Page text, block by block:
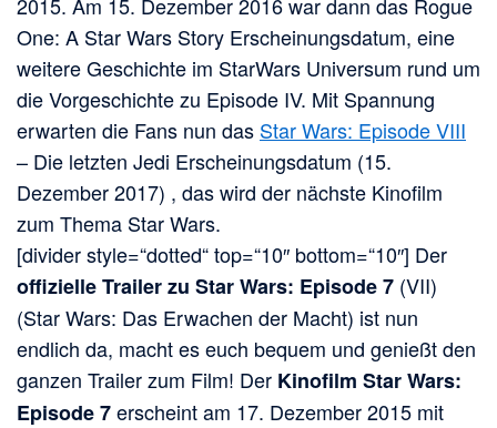
One: A Star Wars Story Erscheinungsdatum, eine
weitere Geschichte im StarWars Universum rund um
die Vorgeschichte zu Episode IV. Mit Spannung
erwarten die Fans nun das Star Wars: Episode VIII
– Die letzten Jedi Erscheinungsdatum (15.
Dezember 2017) , das wird der nächste Kinofilm
zum Thema Star Wars.
[divider style=“dotted“ top=“10″ bottom=“10″] Der
offizielle Trailer zu Star Wars: Episode 7 (VII)
(Star Wars: Das Erwachen der Macht) ist nun
endlich da, macht es euch bequem und genießt den
ganzen Trailer zum Film! Der Kinofilm Star Wars:
Episode 7erscheint am 17. Dezember 2015 mit